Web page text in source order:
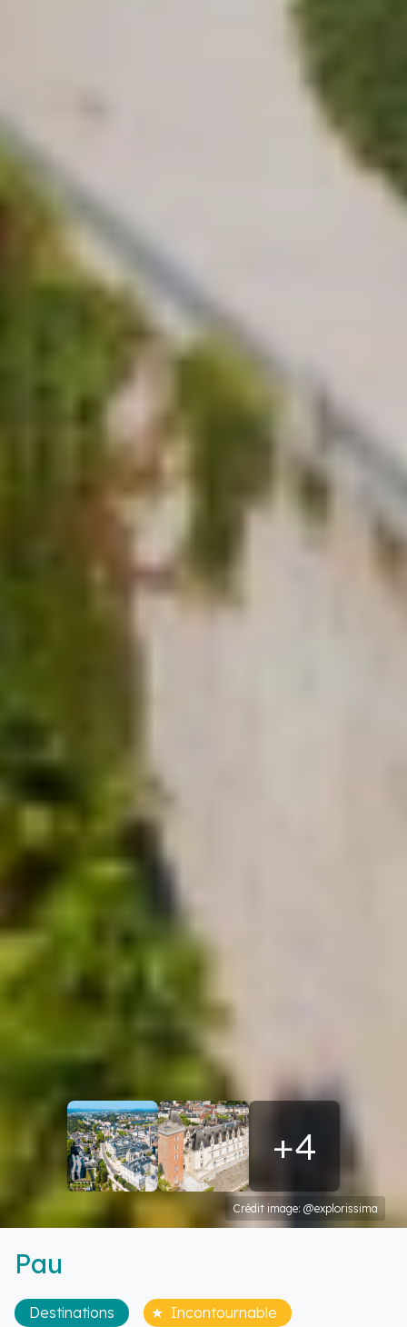
+4
Crédit image: @explorissima
Pau
Destinations Incontournable